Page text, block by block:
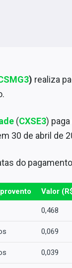
) realiza
(CXSE3)
30 de abril de
do
Valor
0,468
0,069
0,039